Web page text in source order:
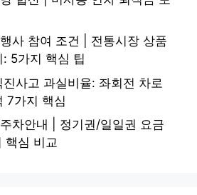
사 참여 조건 | 전통시장 상품
5가지 핵심 팁
사고 과실비율: 좌회전 차로
7가지 핵심
차안내 | 정기권/일일권 요금
핵심 비교